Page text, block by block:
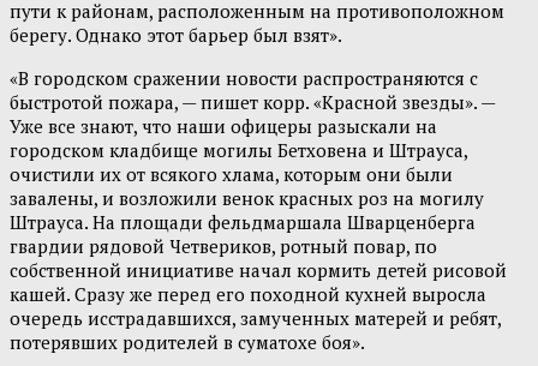
пути к районам, расположенным на противоположном
берегу. Однако этот барьер был взят».
«В городском сражении новости распространяются с
быстротой пожара, — пишет корр. «Красной звезды». —
Уже все знают, что наши офицеры разыскали на
городском кладбище могилы Бетховена и Штрауса,
очистили их от всякого хлама, которым они были
завалены, и возложили венок красных роз на могилу
Штрауса. На площади фельдмаршала Шварценберга
гвардии рядовой Четвериков, ротный повар, по
собственной инициативе начал кормить детей рисовой
кашей. Сразу же перед его походной кухней выросла
очередь исстрадавшихся, замученных матерей и ребят,
потерявших родителей в суматохе боя».